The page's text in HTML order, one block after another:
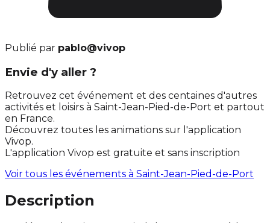
Publié par pablo@vivop
Envie d'y aller ?
Retrouvez cet événement et des centaines d'autres
activités et loisirs à Saint-Jean-Pied-de-Port et partout
en France.
Découvrez toutes les animations sur l'application
Vivop.
L'application Vivop est gratuite et sans inscription
Voir tous les événements à Saint-Jean-Pied-de-Port
Description